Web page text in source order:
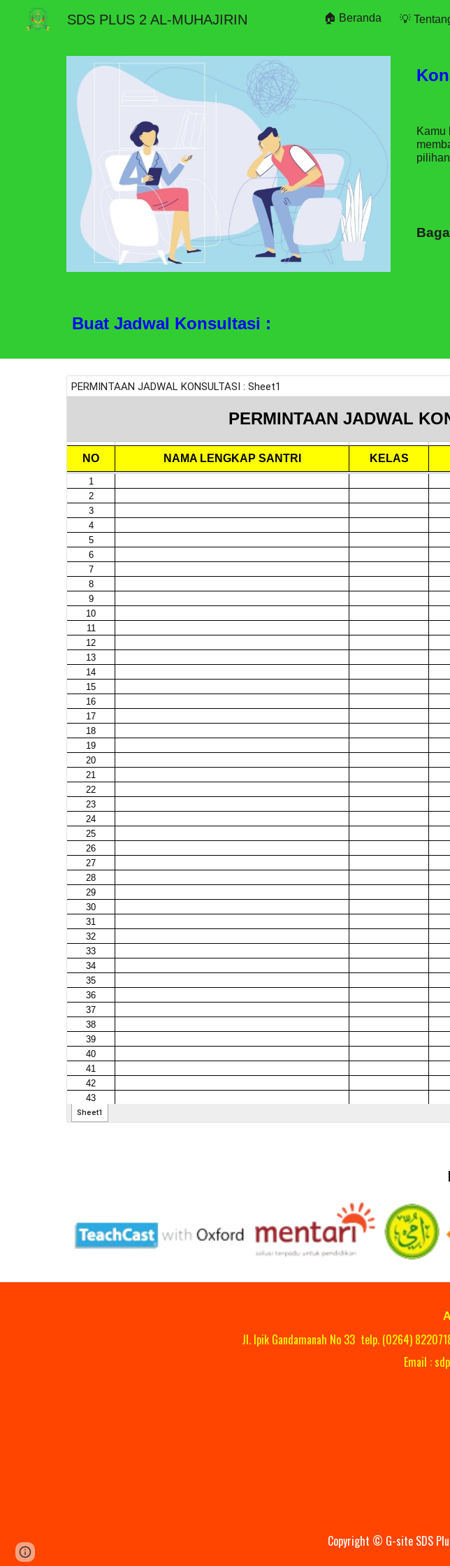
Skip to main content
SDS PLUS 2 AL-MUHAJIRIN 🏠 Beranda 💡
Kamu
Buat Jadwal Konsultasi :
Jl. Ipik Gandamanah No 33 telp. (0264)
Email :
Copyright © G-site SDS